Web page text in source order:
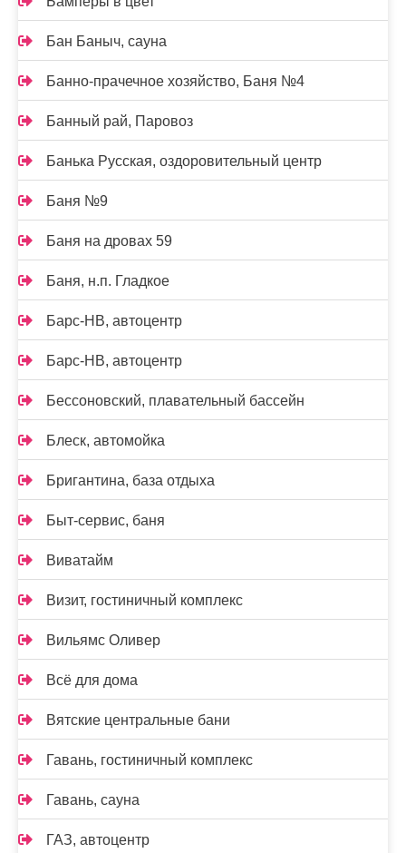
Бан Баныч, сауна
Банно-прачечное хозяйство, Баня №4
Банный рай, Паровоз
Банька Русская, оздоровительный центр
Баня №9
Баня на дровах 59
Баня, н.п. Гладкое
Барс-НВ, автоцентр
Барс-НВ, автоцентр
Бессоновский, плавательный бассейн
Блеск, автомойка
Бригантина, база отдыха
Быт-сервис, баня
Виватайм
Визит, гостиничный комплекс
Вильямс Оливер
Всё для дома
Вятские центральные бани
Гавань, гостиничный комплекс
Гавань, сауна
ГАЗ, автоцентр